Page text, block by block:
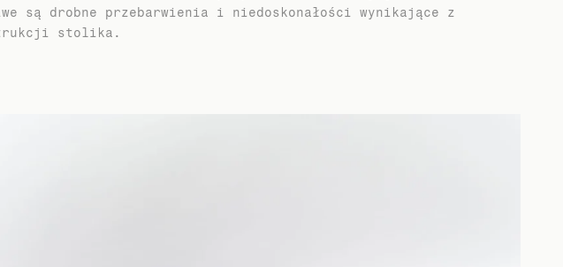
są drobne przebarwienia i niedoskonałości wynikające z
stolika.